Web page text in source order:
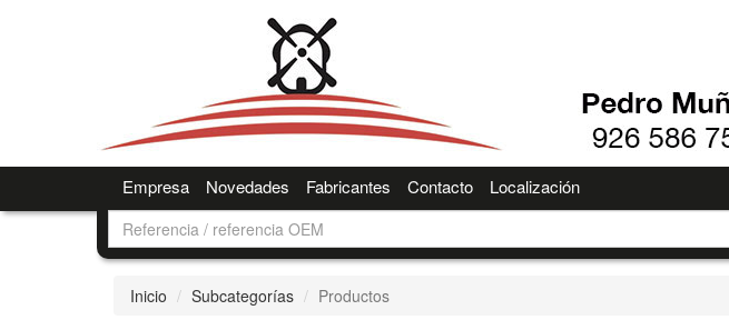
Empresa Novedades Fabricantes Contacto Localización
Inicio Subcategorías Productos